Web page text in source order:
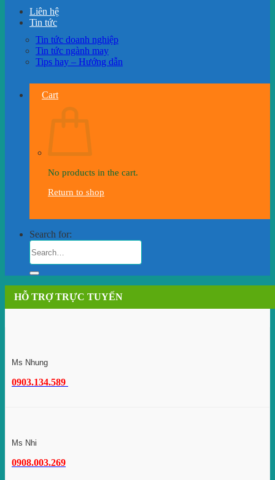
Liên hệ
Tin tức
Tin tức doanh nghiệp
Tin tức ngành may
Tips hay – Hướng dẫn
Cart
No products in the cart.
Return to shop
Search for:
HỖ TRỢ TRỰC TUYẾN
Ms Nhung
0903.134.589
Ms Nhi
0908.003.269